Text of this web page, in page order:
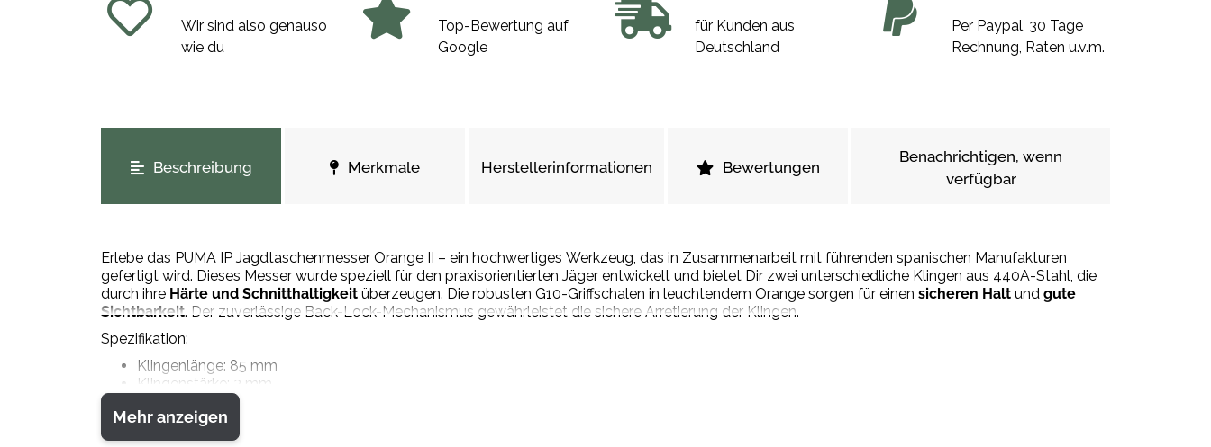
Wir sind also genauso
wie du
Top-Bewertung auf
Google
für Kunden aus
Deutschland
Per Paypal, 30 Tage
Rechnung, Raten u.v.m.
Beschreibung Merkmale Herstellerinformationen Bewertungen
Benachrichtigen, wenn
verfügbar
Erlebe das PUMA IP Jagdtaschenmesser Orange II – ein hochwertiges Werkzeug, das in Zusammenarbeit mit führenden spanischen Manufakturen
gefertigt wird. Dieses Messer wurde speziell für den praxisorientierten Jäger entwickelt und bietet Dir zwei unterschiedliche Klingen aus 440A-Stahl, die
durch ihre Härte und Schnitthaltigkeit überzeugen. Die robusten G10-Griffschalen in leuchtendem Orange sorgen für einen sicheren Halt und gute
Sichtbarkeit. Der zuverlässige Back-Lock-Mechanismus gewährleistet die sichere Arretierung der Klingen.
Spezifikation:
Klingenlänge: 85 mm
Klingenstärke: 3 mm
Stahl / Härte: 440A / 55-57 HRC
Aufbrechklinge: 2 mm
Arretierung der Klingen und Säge: back lock
Mehr anzeigen